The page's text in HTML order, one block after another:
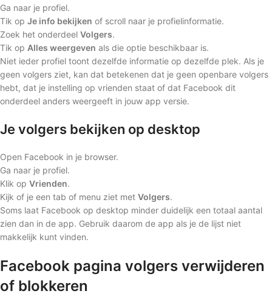
Ga naar je profiel.
Tik op Je info bekijken of scroll naar je profielinformatie.
Zoek het onderdeel Volgers.
Tik op Alles weergeven als die optie beschikbaar is.
Niet ieder profiel toont dezelfde informatie op dezelfde plek. Als je
geen volgers ziet, kan dat betekenen dat je geen openbare volgers
hebt, dat je instelling op vrienden staat of dat Facebook dit
onderdeel anders weergeeft in jouw app versie.
Je volgers bekijken op desktop
Open Facebook in je browser.
Ga naar je profiel.
Klik op Vrienden.
Kijk of je een tab of menu ziet met Volgers.
Soms laat Facebook op desktop minder duidelijk een totaal aantal
zien dan in de app. Gebruik daarom de app als je de lijst niet
makkelijk kunt vinden.
Facebook pagina volgers verwijderen
of blokkeren